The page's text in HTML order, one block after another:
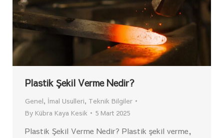
Plastik Şekil Verme Nedir?
Genel, İmal Usulleri, Teknik Bilgiler
By Kübra Kaya Kesik 5 Mart 2025
Plastik Şekil Verme Nedir? Plastik şekil verme,